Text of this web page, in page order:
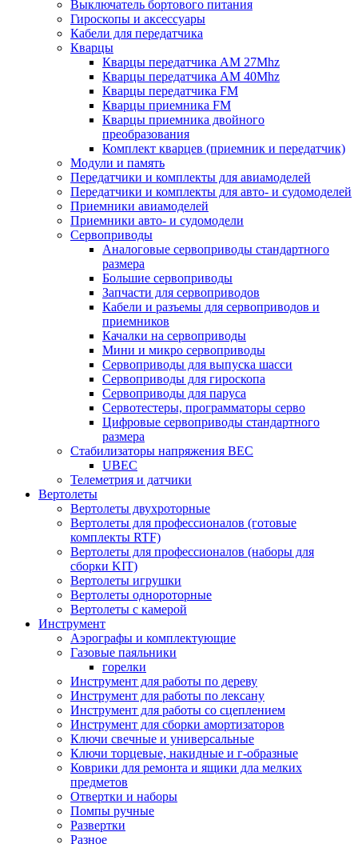
Выключатель бортового питания
Гироскопы и аксессуары
Кабели для передатчика
Кварцы
Кварцы передатчика AM 27Mhz
Кварцы передатчика AM 40Mhz
Кварцы передатчика FM
Кварцы приемника FM
Кварцы приемника двойного
преобразования
Комплект кварцев (приемник и передатчик)
Модули и память
Передатчики и комплекты для авиамоделей
Передатчики и комплекты для авто- и судомоделей
Приемники авиамоделей
Приемники авто- и судомодели
Сервоприводы
Аналоговые сервоприводы стандартного
размера
Большие сервоприводы
Запчасти для сервоприводов
Кабели и разъемы для сервоприводов и
приемников
Качалки на сервоприводы
Мини и микро сервоприводы
Сервоприводы для выпуска шасси
Сервоприводы для гироскопа
Сервоприводы для паруса
Сервотестеры, программаторы серво
Цифровые сервоприводы стандартного
размера
Стабилизаторы напряжения BEC
UBEC
Телеметрия и датчики
Вертолеты
Вертолеты двухроторные
Вертолеты для профессионалов (готовые
комплекты RTF)
Вертолеты для профессионалов (наборы для
сборки KIT)
Вертолеты игрушки
Вертолеты однороторные
Вертолеты с камерой
Инструмент
Аэрографы и комплектующие
Газовые паяльники
горелки
Инструмент для работы по дереву
Инструмент для работы по лексану
Инструмент для работы со сцеплением
Инструмент для сборки амортизаторов
Ключи свечные и универсальные
Ключи торцевые, накидные и г-образные
Коврики для ремонта и ящики дла мелких
предметов
Отвертки и наборы
Помпы ручные
Развертки
Разное